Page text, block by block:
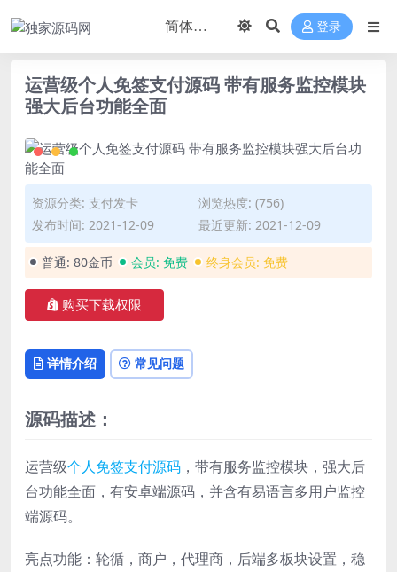
登录
运营级个人免签支付源码 带有服务监控模块
强大后台功能全面
资源分类: 支付发卡
浏览热度: (756)
发布时间: 2021-12-09
最近更新: 2021-12-09
普通: 80金币 会员: 免费 终身会员: 免费
购买下载权限
详情介绍 常见问题
源码描述：
运营级个人免签支付源码 ，带有服务监控模块，强大后
台功能全面，有安卓端源码，并含有易语言多用户监控
端源码。
亮点功能：轮循，商户，代理商，后端多板块设置，稳